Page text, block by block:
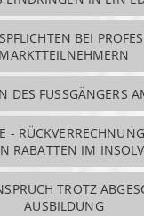
BEI
MARKTTEILNEHMERN
DES FUSSGÄNGERS
-
RABATTEN IM
TROTZ
AUSBILDUNG